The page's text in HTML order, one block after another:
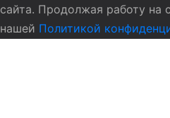
сайта. Продолжая работу на
нашей Политикой